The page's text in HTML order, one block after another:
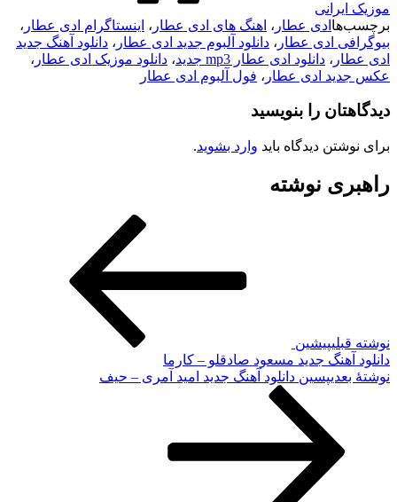
موزیک ایرانی
برچسب‌ها ادی عطار ، اهنگ های ادی عطار ، اینستاگرام ادی عطار ،
بیوگرافی ادی عطار ، دانلود آلبوم جدید ادی عطار ، دانلود آهنگ جدید
ادی عطار ، دانلود ادی عطار mp3 جدید ، دانلود موزیک ادی عطار ،
عکس جدید ادی عطار ، فول آلبوم ادی عطار
دیدگاهتان را بنویسید
برای نوشتن دیدگاه باید وارد بشوید.
راهبری نوشته
نوشته قبلیپیشین
دانلود آهنگ جدید مسعود صادقلو – کارما
نوشته‌ٔ بعدیپسین دانلود آهنگ جدید امید آمری – حیف